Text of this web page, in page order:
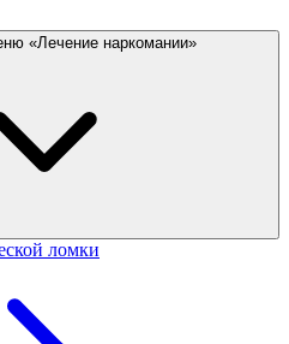
«Лечение наркомании»
ломки